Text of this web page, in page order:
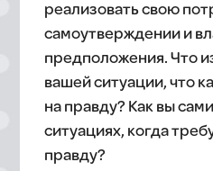
реализовать свою
самоутверждении и
предположения. Что
вашей ситуации, что
на правду? Как вы
ситуациях, когда
правду?